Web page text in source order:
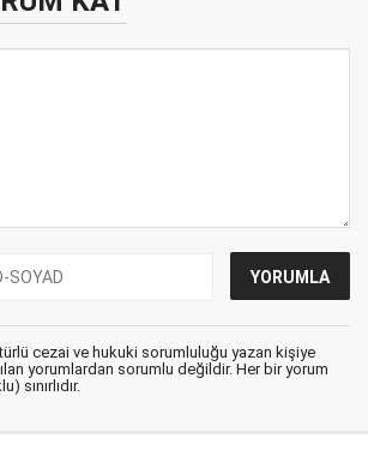
türlü cezai ve hukuki sorumluluğu yazan kişiye
yorumlardan sorumlu değildir. Her bir yorum
sınırlıdır.